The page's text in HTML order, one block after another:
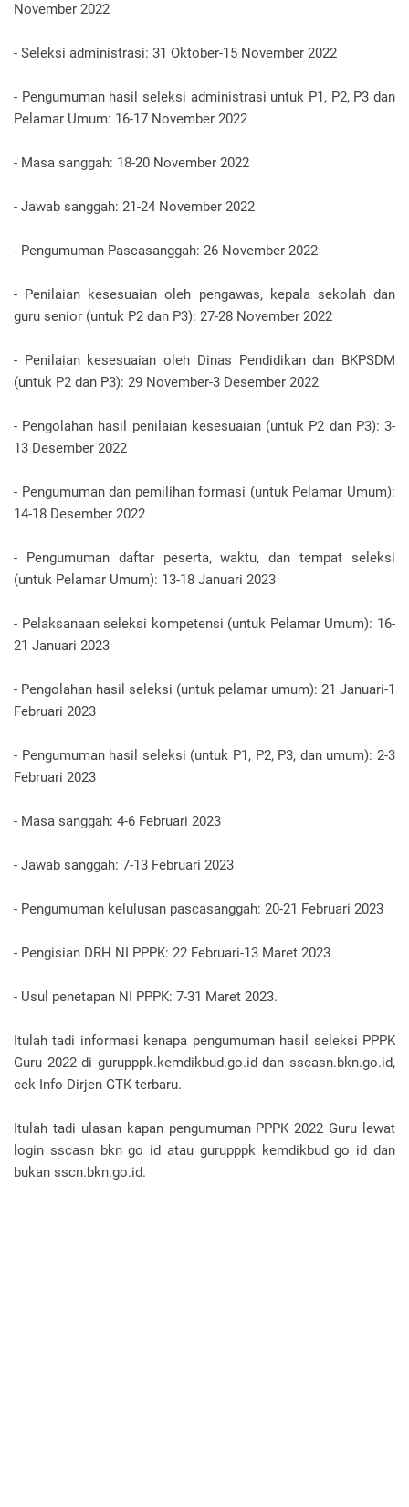
November 2022
- Seleksi administrasi: 31 Oktober-15 November 2022
- Pengumuman hasil seleksi administrasi untuk P1, P2, P3 dan
Pelamar Umum: 16-17 November 2022
- Masa sanggah: 18-20 November 2022
- Jawab sanggah: 21-24 November 2022
- Pengumuman Pascasanggah: 26 November 2022
- Penilaian kesesuaian oleh pengawas, kepala sekolah dan
guru senior (untuk P2 dan P3): 27-28 November 2022
- Penilaian kesesuaian oleh Dinas Pendidikan dan BKPSDM
(untuk P2 dan P3): 29 November-3 Desember 2022
- Pengolahan hasil penilaian kesesuaian (untuk P2 dan P3): 3-
13 Desember 2022
- Pengumuman dan pemilihan formasi (untuk Pelamar Umum):
14-18 Desember 2022
- Pengumuman daftar peserta, waktu, dan tempat seleksi
(untuk Pelamar Umum): 13-18 Januari 2023
- Pelaksanaan seleksi kompetensi (untuk Pelamar Umum): 16-
21 Januari 2023
- Pengolahan hasil seleksi (untuk pelamar umum): 21 Januari-1
Februari 2023
- Pengumuman hasil seleksi (untuk P1, P2, P3, dan umum): 2-3
Februari 2023
- Masa sanggah: 4-6 Februari 2023
- Jawab sanggah: 7-13 Februari 2023
- Pengumuman kelulusan pascasanggah: 20-21 Februari 2023
- Pengisian DRH NI PPPK: 22 Februari-13 Maret 2023
- Usul penetapan NI PPPK: 7-31 Maret 2023.
Itulah tadi informasi kenapa pengumuman hasil seleksi PPPK
Guru 2022 di gurupppk.kemdikbud.go.id dan sscasn.bkn.go.id,
cek Info Dirjen GTK terbaru.
Itulah tadi ulasan kapan pengumuman PPPK 2022 Guru lewat
login sscasn bkn go id atau gurupppk kemdikbud go id dan
bukan sscn.bkn.go.id.